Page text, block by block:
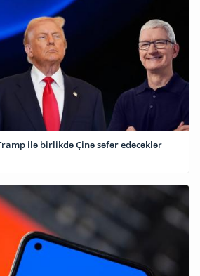
ilə birlikdə Çinə səfər edəcəklər